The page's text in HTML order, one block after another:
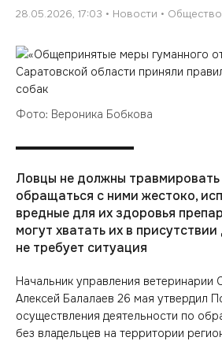
28.05.2026, 17:03 Новости Общество
Фото: Вероника Бобкова
Ловцы не должны
обращаться с ними жестоко,
вредные для их здоровья
могут хватать их в
не требует ситуация
Начальник управления ветеринарии
Алексей Балалаев 26 мая утвердил
осуществления деятельности по
без владельцев на территории